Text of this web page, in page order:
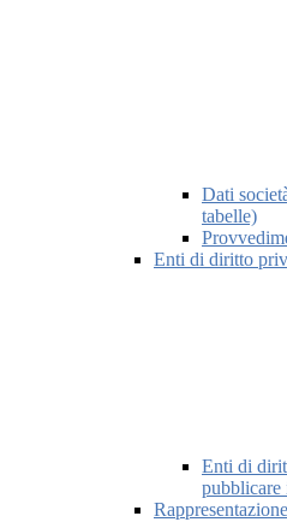
Dati
tabelle)
Enti di diritto
Enti di
pubblicare